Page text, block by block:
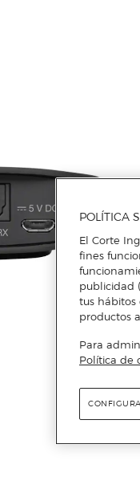
POLÍTICA
El Corte
fines
publicidad
tus hábitos
productos
Para
Política de